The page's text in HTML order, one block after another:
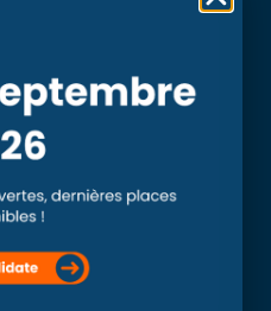
du CSO Paris